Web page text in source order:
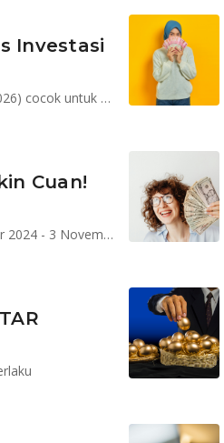
Investasi
STAR Stable Amanah Sukuk mencatat return 7,98% setahun (per 14 April 2026) cocok untuk profil risiko moderat dengan horison investasi jangka menengah
Cuan!
STAR Fixed Income Dollar catat return 4,36% setahun (periode 3 November 2024 - 3 November 2025), mendapat dorongan penguatan USD dan penurunan suku bunga acuan yang positif bagi obligasi